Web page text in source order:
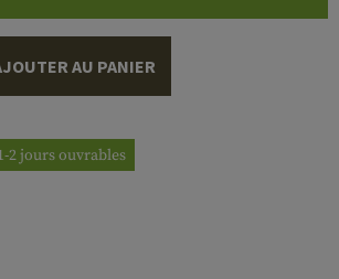
AU PANIER
2 jours ouvrables